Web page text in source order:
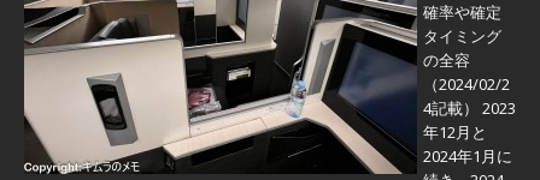
確率や確定
タイミング
の全容
（2024/02/2
4記載） 2023
年12月と
2024年1月に